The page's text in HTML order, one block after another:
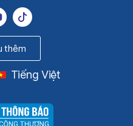
thêm
Tiếng Việt